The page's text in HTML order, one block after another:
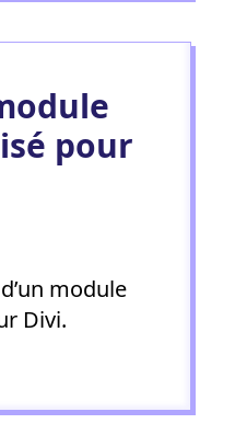
pour
module
Divi.